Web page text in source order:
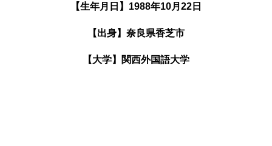
【生年月日】1988年10月22日
【出身】奈良県香芝市
【大学】関西外国語大学